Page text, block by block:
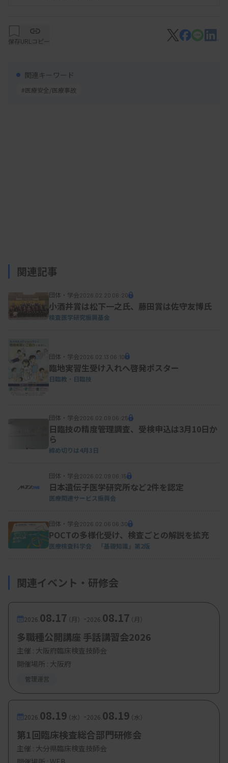
保存URLコピー
関連キーワード
#医療安全/医療事故
関連記事
団体・学会2026.02.20 06:20
小酒井賞は松下一之氏、藤田賞は佐守友博氏
検査医学研究振興基金
団体・学会2026.02.13 06:10
臨地実習生受け入れへ啓発ポスター
日臨教・日臨技
団体・学会2026.02.09 06:25
日臨技の精度管理調査、受検申込は3月10日か
ら
締め切りは4月3日
団体・学会2026.02.09 06:15
日本遺伝子医学研究所など2件を認定
医療関連サービス振興会
団体・学会2026.02.06 06:30
POCTの多様化受け、検査ごとの解説を拡充
医療検査科学会 「基礎知識」第2版
関連イベント・研修会
2026. 08.17（月） -2026. 08.17（月）
多職種公開講座 手話講習会2026
主催 : 大阪府臨床検査技師会
開催場所 : 大阪府
管理運営
2026. 08.19（水） -2026. 08.19（水）
第1回臨床検査総合部門研修会
主催 : 大分県臨床検査技師会